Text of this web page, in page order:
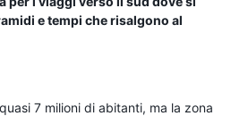
e tempi che risalgono al
7 milioni di abitanti, ma la zona